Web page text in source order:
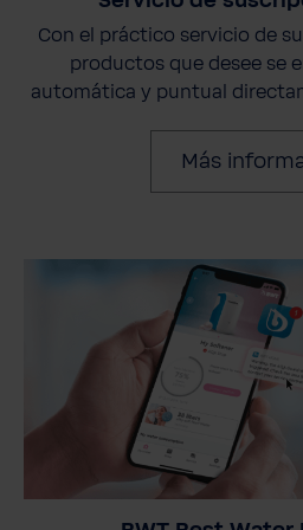
Con el práctico servicio de
productos que desee se
automática y puntual
Más